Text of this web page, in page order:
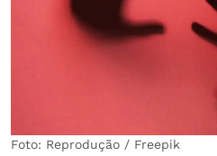
Foto: Reprodução / Freepik